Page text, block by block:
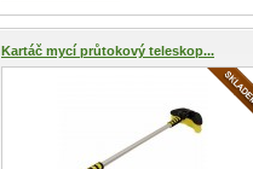
Kartáč mycí průtokový teleskop...